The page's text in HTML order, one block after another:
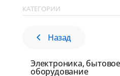
КАТЕГОРИИ
Назад
Электроника, бытовое
оборудование